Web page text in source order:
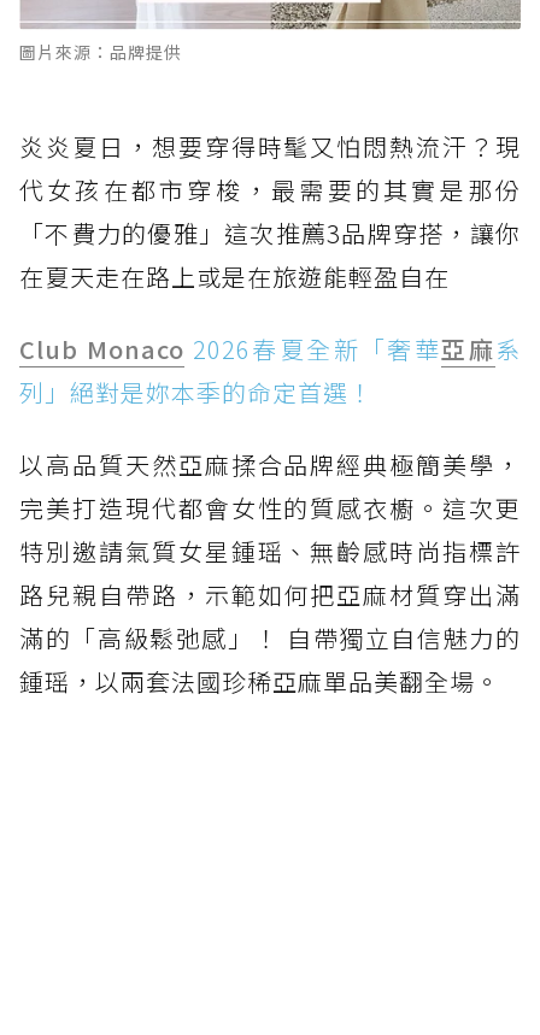
圖片來源：品牌提供
炎炎夏日，想要穿得時髦又怕悶熱流汗？現
代女孩在都市穿梭，最需要的其實是那份
「不費力的優雅」這次推薦3品牌穿搭，讓你
在夏天走在路上或是在旅遊能輕盈自在
Club Monaco 2026春夏全新「奢華亞麻系
列」絕對是妳本季的命定首選！
以高品質天然亞麻揉合品牌經典極簡美學，
完美打造現代都會女性的質感衣櫥。這次更
特別邀請氣質女星鍾瑶、無齡感時尚指標許
路兒親自帶路，示範如何把亞麻材質穿出滿
滿的「高級鬆弛感」！ 自帶獨立自信魅力的
鍾瑶，以兩套法國珍稀亞麻單品美翻全場。